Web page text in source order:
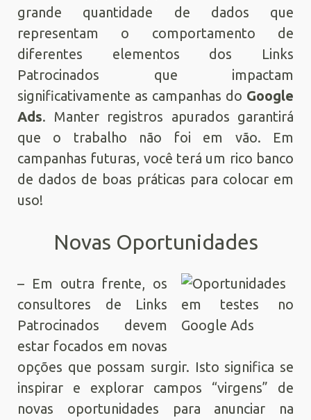
grande quantidade de dados que
representam o comportamento de
diferentes elementos dos Links
Patrocinados que impactam
significativamente as campanhas do Google
Ads. Manter registros apurados garantirá
que o trabalho não foi em vão. Em
campanhas futuras, você terá um rico banco
de dados de boas práticas para colocar em
uso!
Novas Oportunidades
– Em outra frente, os
consultores de Links
Patrocinados devem
estar focados em novas
opções que possam surgir. Isto significa se
inspirar e explorar campos “virgens” de
novas oportunidades para anunciar na